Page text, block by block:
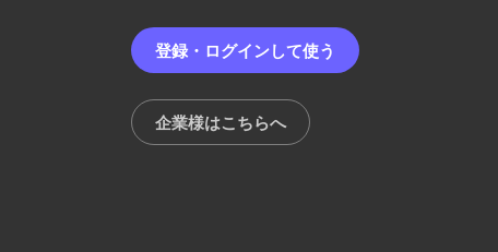
登録・ログインして使う
企業様はこちらへ